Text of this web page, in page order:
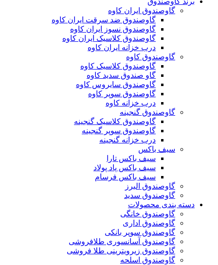
گاوصندوق ایران کاوه
گاوصندوق ضد سرقت ایران کاوه
گاوصندوق نسوز ایران کاوه
گاوصندوق کلاسیک ایران کاوه
درب خزانه ایران کاوه
گاوصندوق کاوه
گاوصندوق کلاسیک کاوه
گاو صندوق سدید کاوه
گاوصندوق سایروس کاوه
گاوصندوق سوپر کاوه
درب خزانه کاوه
گاوصندوق گنجینه
گاوصندوق کلاسیک گنجینه
گاوصندوق سوپر گنجینه
درب خزانه گنجینه
سیف باکس
سیف باکس تارا
سیف باکس پاد پولاد
سیف باکس فرسام
گاوصندوق البرز
گاوصندوق سدید
دسته بندی محصولات
گاوصندوق خانگی
گاوصندوق اداری
گاوصندوق سوپر بانکی
گاوصندوق آسانسوری طلافروشی
گاوصندوق زیرویترینی طلا فروشی
گاوصندوق اسلحه